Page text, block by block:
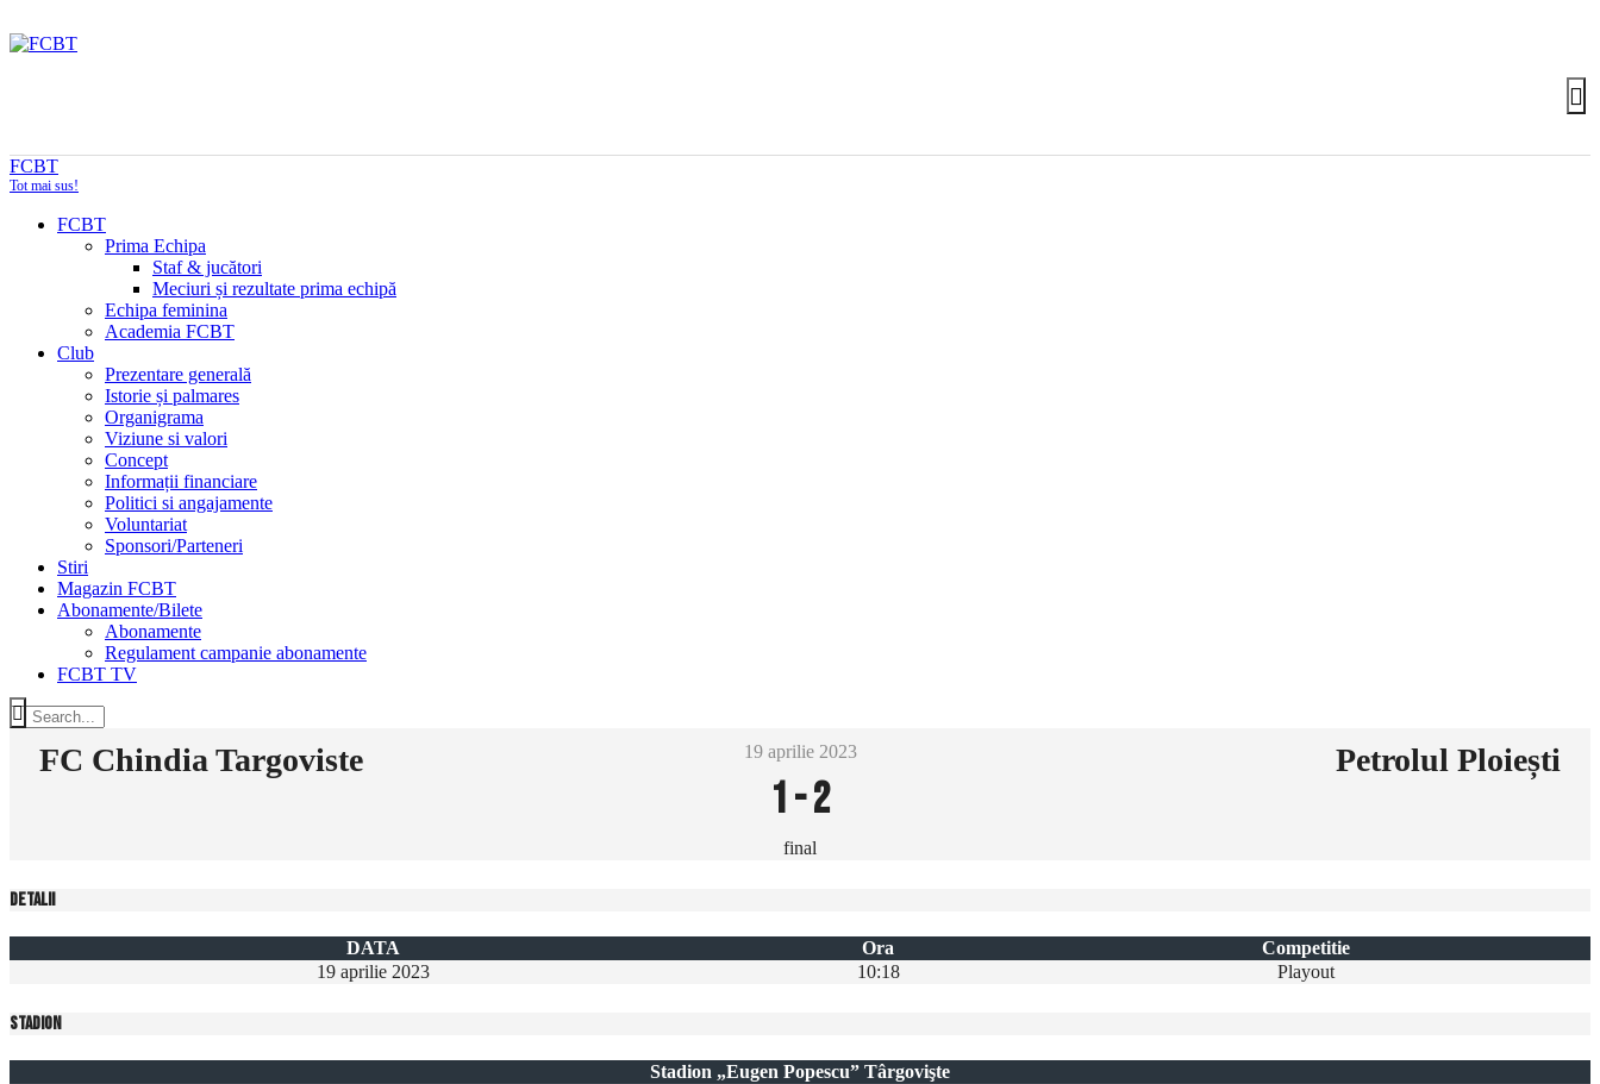
FCBT
Tot mai sus!
FCBT
Prima Echipa
Staf & jucători
Meciuri și rezultate prima echipă
Echipa feminina
Academia FCBT
Club
Prezentare generală
Istorie și palmares
Organigrama
Viziune si valori
Concept
Informații financiare
Politici si angajamente
Voluntariat
Sponsori/Parteneri
Stiri
Magazin FCBT
Abonamente/Bilete
Abonamente
Regulament campanie abonamente
FCBT TV
FC Chindia Targoviste Petrolul Ploiești
19 aprilie 2023
1-2
final
Detalii
DATA Ora
Competitie
19 aprilie 2023
10:18 Playout
Stadion
Stadion „Eugen Popescu” Târgovişte